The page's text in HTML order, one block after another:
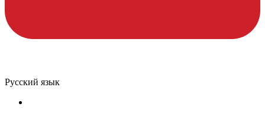
Русский язык